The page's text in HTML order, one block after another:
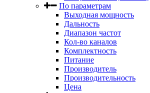
По параметрам
Выходная мощность
Дальность
Диапазон частот
Кол-во каналов
Комплектность
Питание
Производитель
Производительность
Цена